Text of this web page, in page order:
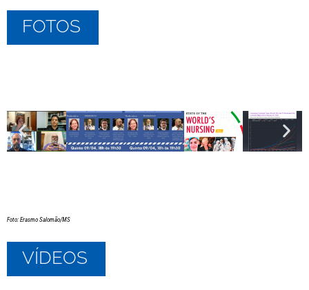
FOTOS
Foto: Erasmo Salomão/MS
VÍDEOS